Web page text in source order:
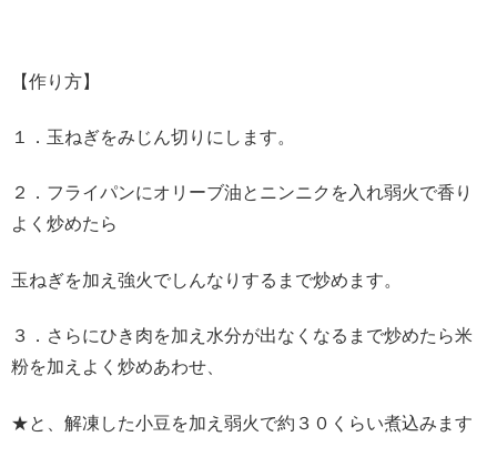
【作り方】
１．玉ねぎをみじん切りにします。
２．フライパンにオリーブ油とニンニクを入れ弱火で香り
よく炒めたら
玉ねぎを加え強火でしんなりするまで炒めます。
３．さらにひき肉を加え水分が出なくなるまで炒めたら米
粉を加えよく炒めあわせ、
★と、解凍した小豆を加え弱火で約３０くらい煮込みます